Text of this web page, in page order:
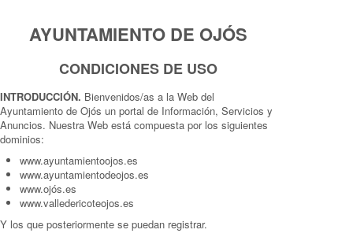
AYUNTAMIENTO DE OJÓS
CONDICIONES DE USO
INTRODUCCIÓN. Bienvenidos/as a la Web del
Ayuntamiento de Ojós un portal de Información, Servicios y
Anuncios. Nuestra Web está compuesta por los siguientes
dominios:
www.ayuntamientoojos.es
www.ayuntamientodeojos.es
www.ojós.es
www.valledericoteojos.es
Y los que posteriormente se puedan registrar.